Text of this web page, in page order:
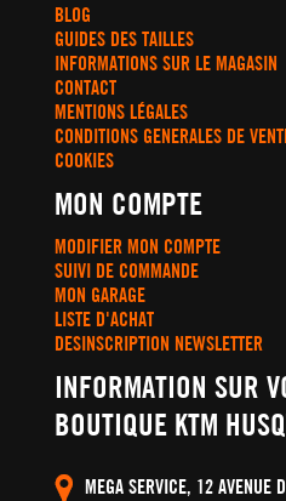
BLOG
GUIDES DES TAILLES
INFORMATIONS SUR LE MAGASIN
CONTACT
MENTIONS LÉGALES
CONDITIONS GENERALES DE
COOKIES
MON COMPTE
MODIFIER MON COMPTE
SUIVI DE COMMANDE
MON GARAGE
LISTE D'ACHAT
DESINSCRIPTION NEWSLETTER
INFORMATION SUR
BOUTIQUE KTM
MEGA SERVICE, 12 AVENUE